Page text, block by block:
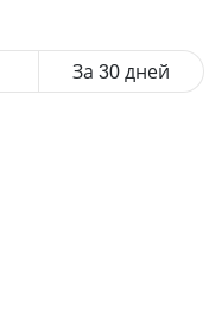
За 30 дней